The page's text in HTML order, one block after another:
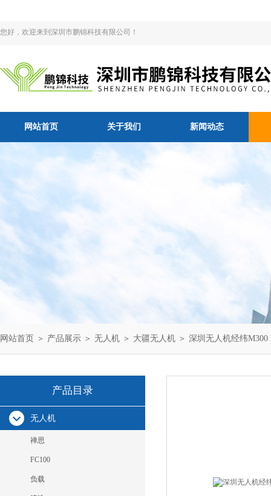
您好，欢迎来到深圳市鹏锦科技有限公司！
网站首页 关于我们 新闻动态
网站首页 ＞ 产品展示 ＞ 无人机 ＞ 大疆无人机 ＞ 深圳无人机经纬
产品目录
无人机
禅思
FC100
负载